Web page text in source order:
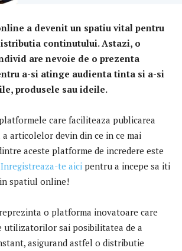
a devenit un spatiu vital pentru
continutului. Astazi, o
are nevoie de o prezenta
a-si atinge audienta tinta si a-si
produsele sau ideile.
care faciliteaza publicarea
articolelor devin din ce in ce mai
aceste platforme de incredere este
Inregistreaza-te aici pentru a incepe sa iti
spatiul online!
o platforma inovatoare care
utilizatorilor sai posibilitatea de a
asigurand astfel o distributie